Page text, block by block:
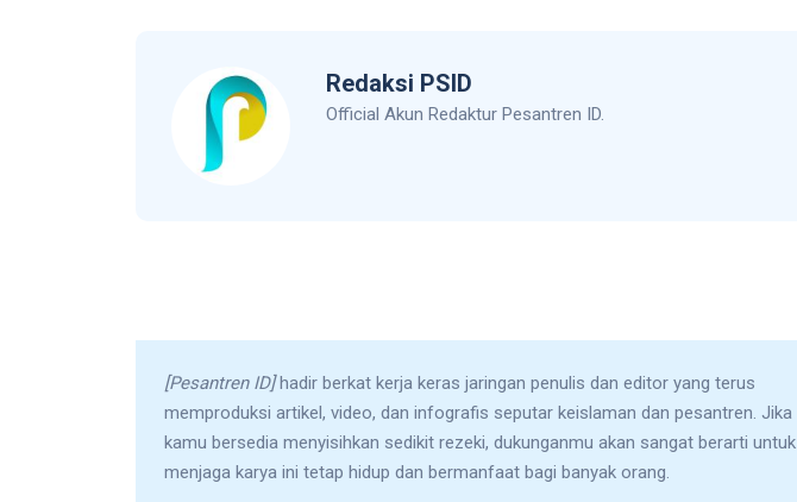
Redaksi PSID
Official Akun Redaktur Pesantren ID.
[Pesantren ID]hadir berkat kerja keras jaringan penulis dan editor yang terus
memproduksi artikel, video, dan infografis seputar keislaman dan pesantren. Jika
kamu bersedia menyisihkan sedikit rezeki, dukunganmu akan sangat berarti untuk
menjaga karya ini tetap hidup dan bermanfaat bagi banyak orang.